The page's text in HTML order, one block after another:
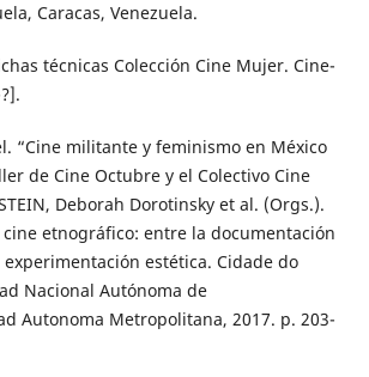
Caracas, Venezuela.
técnicas Colección Cine Mujer. Cine-
“Cine militante y feminismo en México
de Cine Octubre y el Colectivo Cine
Deborah Dorotinsky et al. (Orgs.).
etnográfico: entre la documentación
estética. Cidade do
Nacional Autónoma de
Autonoma Metropolitana, 2017. p. 203-